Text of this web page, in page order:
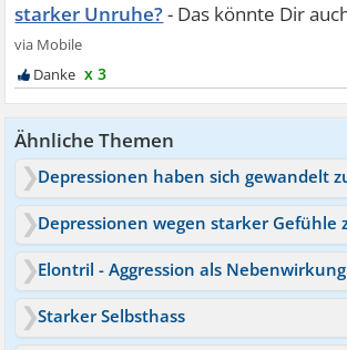
starker Unruhe?
x 3
Ähnliche Themen
Elontril - Aggression als Nebenwirkung
Starker Selbsthass